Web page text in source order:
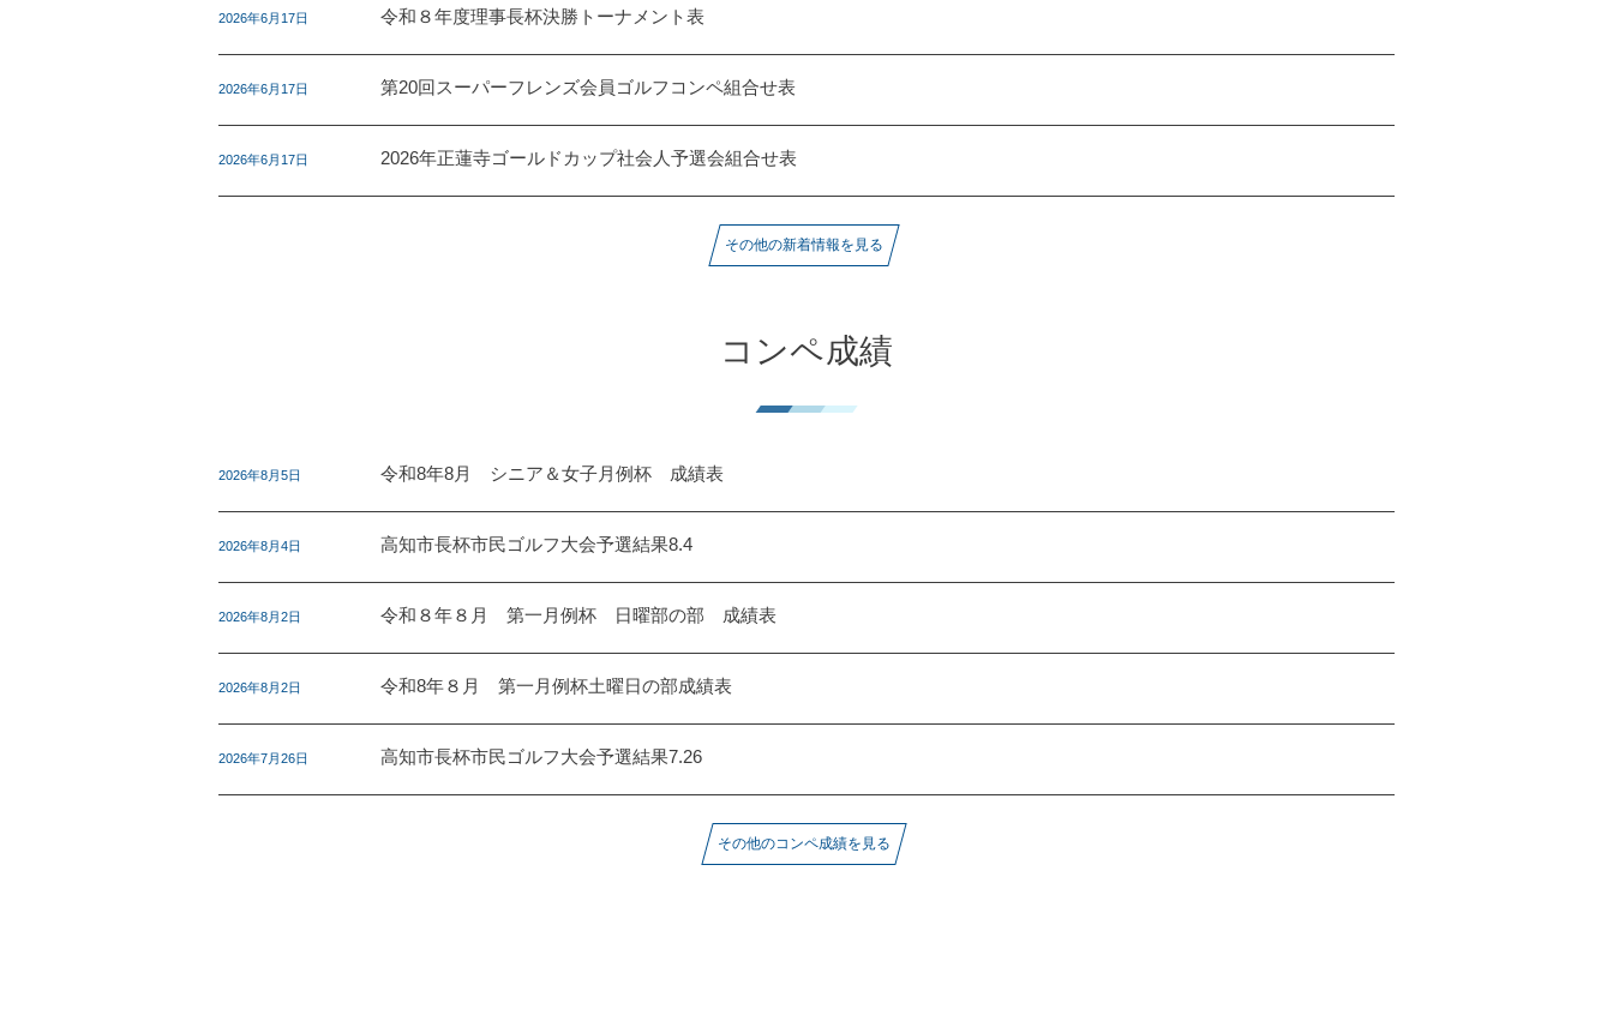
2026年6月17日 令和８年度理事長杯決勝トーナメント表
2026年6月17日 第20回スーパーフレンズ会員ゴルフコンペ組合せ表
2026年6月17日 2026年正蓮寺ゴールドカップ社会人予選会組合せ表
その他の新着情報を見る
コンペ成績
2026年8月5日 令和8年8月 シニア＆女子月例杯 成績表
2026年8月4日 高知市長杯市民ゴルフ大会予選結果8.4
2026年8月2日 令和８年８月 第一月例杯 日曜部の部 成績表
2026年8月2日 令和8年８月 第一月例杯土曜日の部成績表
2026年7月26日 高知市長杯市民ゴルフ大会予選結果7.26
その他のコンペ成績を見る